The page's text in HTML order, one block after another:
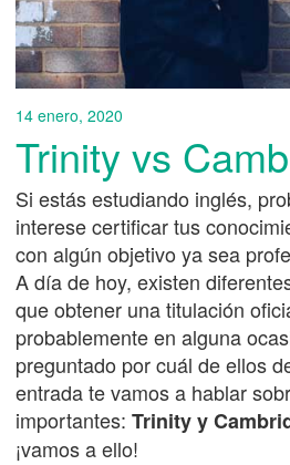
14 enero, 2020
Trinity vs
Si estás estudiando inglés,
interese certificar tus
con algún objetivo ya sea
A día de hoy, existen
que obtener una titulación
probablemente en alguna
preguntado por cuál de ellos
entrada te vamos a hablar
importantes: Trinity y
¡vamos a ello!